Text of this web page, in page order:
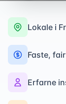
Lokale i
Faste,
Erfarne